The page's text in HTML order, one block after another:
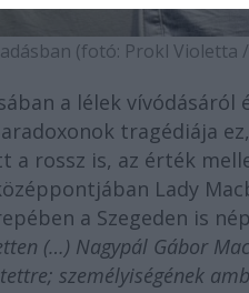
(fotó: Prokl Violetta
a lélek vívódásáról
tragédiája
rossz is, az érték
Lady
a Szegeden is
(…) Nagypál Gábor
személyiségének